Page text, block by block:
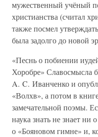
мужественный учёный
христианства (считал
также посмел
была задолго до новой
«Песнь о побиении
Хоробре» Славосмысла
A. C. Иванченко и
«Волхв», а потом в
замечательной поэмы.
наука знать не знает ни
о «Бояновом гимне» и,